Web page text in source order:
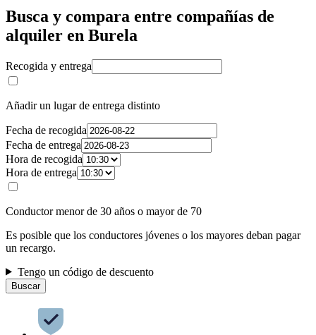
Busca y compara entre compañías de
alquiler en Burela
Recogida y entrega
Añadir un lugar de entrega distinto
Fecha de recogida
Fecha de entrega
Hora de recogida
Hora de entrega
Conductor menor de 30 años o mayor de 70
Es posible que los conductores jóvenes o los mayores deban pagar
un recargo.
Tengo un código de descuento
Buscar